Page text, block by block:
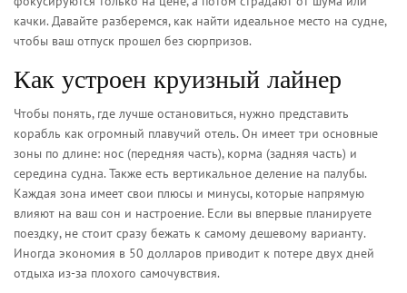
качки. Давайте разберемся, как найти идеальное место на судне,
чтобы ваш отпуск прошел без сюрпризов.
Как устроен круизный лайнер
Чтобы понять, где лучше остановиться, нужно представить
корабль как огромный плавучий отель. Он имеет три основные
зоны по длине: нос (передняя часть), корма (задняя часть) и
середина судна. Также есть вертикальное деление на палубы.
Каждая зона имеет свои плюсы и минусы, которые напрямую
влияют на ваш сон и настроение. Если вы впервые планируете
поездку, не стоит сразу бежать к самому дешевому варианту.
Иногда экономия в 50 долларов приводит к потере двух дней
отдыха из-за плохого самочувствия.